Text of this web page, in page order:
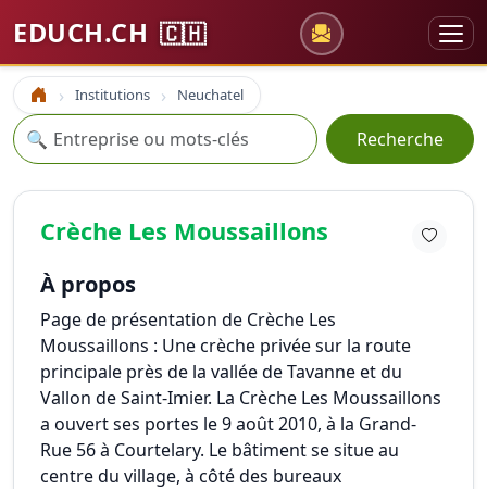
EDUCH.CH 🇨🇭
Accueil Institutions Neuchatel
Recherche
🔍 Recherche
Crèche Les Moussaillons
À propos
Page de présentation de Crèche Les
Moussaillons : Une crèche privée sur la route
principale près de la vallée de Tavanne et du
Vallon de Saint-Imier. La Crèche Les Moussaillons
a ouvert ses portes le 9 août 2010, à la Grand-
Rue 56 à Courtelary. Le bâtiment se situe au
centre du village, à côté des bureaux